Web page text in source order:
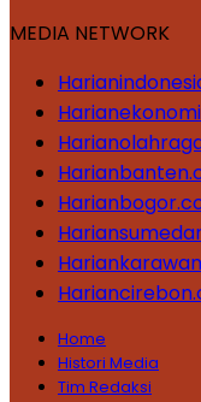
MEDIA NETWORK
Home
Histori Media
Tim Redaksi